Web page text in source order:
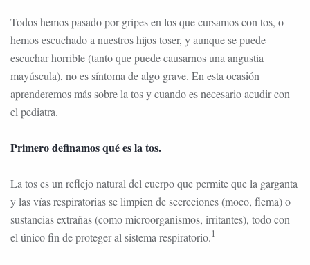
Todos hemos pasado por gripes en los que cursamos con tos, o
hemos escuchado a nuestros hijos toser, y aunque se puede
escuchar horrible (tanto que puede causarnos una angustia
mayúscula), no es síntoma de algo grave. En esta ocasión
aprenderemos más sobre la tos y cuando es necesario acudir con
el pediatra.
Primero definamos qué es la tos.
La tos es un reflejo natural del cuerpo que permite que la garganta
y las vías respiratorias se limpien de secreciones (moco, flema) o
sustancias extrañas (como microorganismos, irritantes), todo con
el único fin de proteger al sistema respiratorio.1